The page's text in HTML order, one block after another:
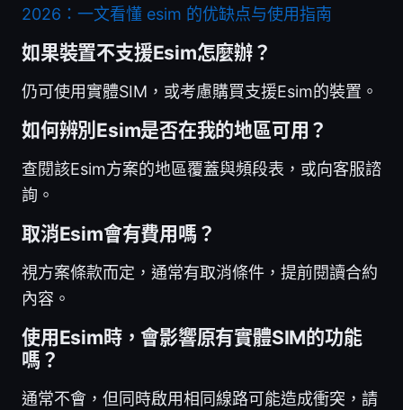
2026：一文看懂 esim 的优缺点与使用指南
如果裝置不支援Esim怎麼辦？
仍可使用實體SIM，或考慮購買支援Esim的裝置。
如何辨別Esim是否在我的地區可用？
查閱該Esim方案的地區覆蓋與頻段表，或向客服諮
詢。
取消Esim會有費用嗎？
視方案條款而定，通常有取消條件，提前閱讀合約
內容。
使用Esim時，會影響原有實體SIM的功能
嗎？
通常不會，但同時啟用相同線路可能造成衝突，請